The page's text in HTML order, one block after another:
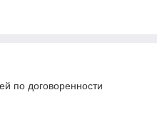
по договоренности